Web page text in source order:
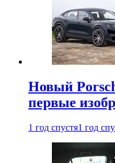
Новый
первые
1 год спустя1 год